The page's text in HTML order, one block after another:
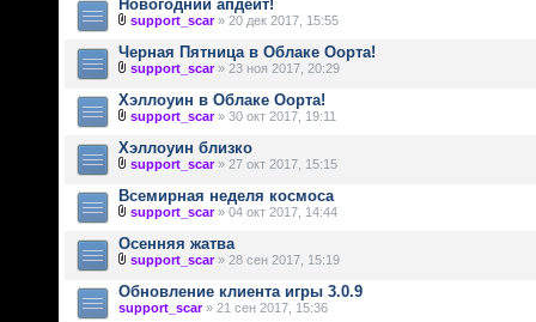
Новогодний апдейт!
support_scar» 20 дек 2017, 15:55
Черная Пятница в Облаке Оорта!
support_scar» 23 ноя 2017, 20:29
Хэллоуин в Облаке Оорта!
support_scar» 30 окт 2017, 19:11
Хэллоуин близко
support_scar» 27 окт 2017, 15:15
Всемирная неделя космоса
support_scar» 04 окт 2017, 14:44
Осенняя жатва
support_scar» 28 сен 2017, 15:19
Обновление клиента игры 3.0.9
support_scar» 21 сен 2017, 15:36